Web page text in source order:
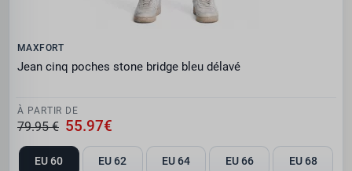
MAXFORT
Jean cinq poches stone bridge bleu délavé
À PARTIR DE
79.95 € 55.97€
EU 60 EU 62 EU 64 EU 66 EU 68